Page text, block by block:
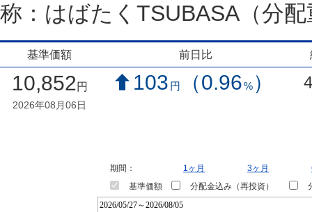
称：はばたくTSUBASA（分
基準価額 前日比
10,852円 103 円 （0.96%）
2026年08月06日
期間： 1ヶ月 3ヶ月
基準価額
分配金込み（再投資）